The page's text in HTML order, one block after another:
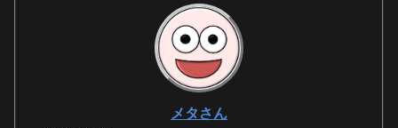
メタさん